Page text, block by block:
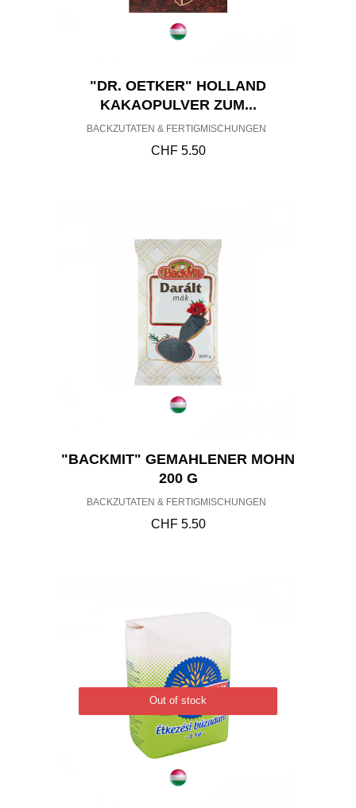
"DR. OETKER" HOLLAND
KAKAOPULVER ZUM...
BACKZUTATEN & FERTIGMISCHUNGEN
CHF5.50
"BACKMIT" GEMAHLENER MOHN
200 G
BACKZUTATEN & FERTIGMISCHUNGEN
CHF5.50
Out of stock